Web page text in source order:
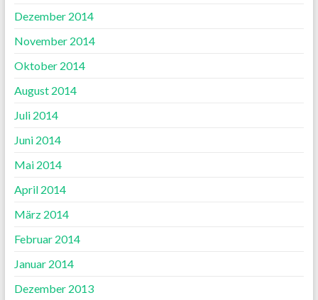
Dezember 2014
November 2014
Oktober 2014
August 2014
Juli 2014
Juni 2014
Mai 2014
April 2014
März 2014
Februar 2014
Januar 2014
Dezember 2013